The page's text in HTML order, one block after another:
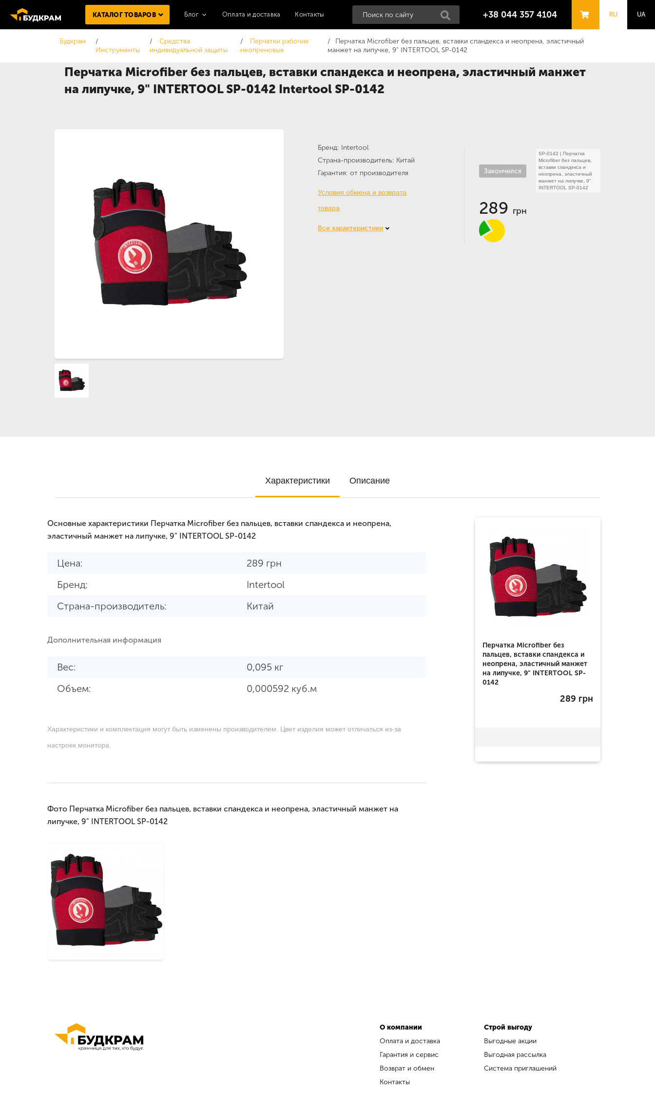
КАТАЛОГ ТОВАРОВ Блог Оплата и доставка Контакты +38 044 357 4104 RU UA
Будкрам
Инструменты
Средства
индивидуальной защиты
Перчатки рабочие
неопреновые
Перчатка Microfiber без пальцев, вставки спандекса и неопрена, эластичный
манжет на липучке, 9" INTERTOOL SP-0142
Перчатка Microfiber без пальцев, вставки спандекса и неопрена, эластичный манжет
на липучке, 9" INTERTOOL SP-0142 Intertool SP-0142
Бренд Intertool
Страна-производитель Китай
Гарантия от производителя
Условия обмена и возврата
товара
Все характеристики
Закончился
SP-0142 | Перчатка
Microfiber без пальцев,
вставки спандекса и
неопрена, эластичный
манжет на липучке, 9"
INTERTOOL SP-0142
289 грн
Характеристики Описание
Основные характеристики Перчатка Microfiber без пальцев, вставки спандекса и неопрена,
эластичный манжет на липучке, 9" INTERTOOL SP-0142
Цена: 289 грн
Бренд:
Intertool
Страна-производитель:
Китай
Дополнительная информация
Вес:
0,095 кг
Объем:
0,000592 куб.м
Характеристики и комплектация могут быть изменены производителем. Цвет изделия может отличаться из-за
настроек монитора.
Фото Перчатка Microfiber без пальцев, вставки спандекса и неопрена, эластичный манжет на
липучке, 9" INTERTOOL SP-0142
Перчатка Microfiber без
пальцев, вставки спандекса и
неопрена, эластичный манжет
на липучке, 9" INTERTOOL SP-
0142
289 грн
О компании
Оплата и доставка
Гарантия и сервис
Возврат и обмен
Контакты
Строй выгоду
Выгодные акции
Выгодная рассылка
Система приглашений